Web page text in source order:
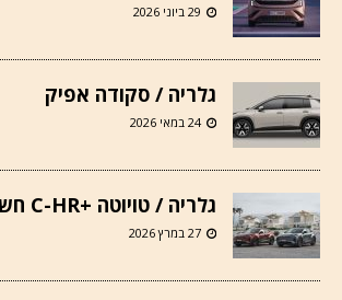
29 ביוני 2026
גלריה / סקודה אפיק
24 במאי 2026
גלריה / טויוטה +C-HR חשמלית
27 במרץ 2026